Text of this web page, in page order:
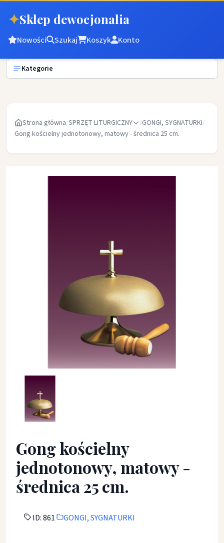
✦Sklep dewocjonalia
Nowości Szukaj Koszyk Konto
Kategorie
Strona główna/SPRZĘT LITURGICZNY /GONGI, SYGNATURKI/
Gong kościelny jednotonowy, matowy - średnica 25 cm.
Gong kościelny jednotonowy, matowy - średnica 25 cm. -
Gong kościelny
jednotonowy, matowy -
średnica 25 cm.
ID: 861 GONGI, SYGNATURKI